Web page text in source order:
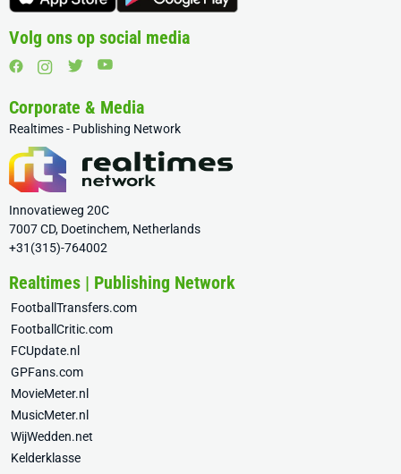
Volg ons op social media
Corporate & Media
Realtimes - Publishing Network
Innovatieweg 20C
7007 CD, Doetinchem, Netherlands
+31(315)-764002
Realtimes | Publishing Network
FootballTransfers.com
FootballCritic.com
FCUpdate.nl
GPFans.com
MovieMeter.nl
MusicMeter.nl
WijWedden.net
Kelderklasse